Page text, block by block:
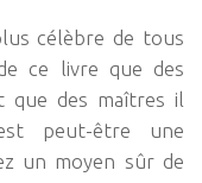
célèbre de tous
ce livre que des
que des maîtres il
peut-être une
un moyen sûr de